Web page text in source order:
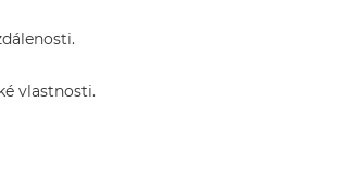
vlastnosti.